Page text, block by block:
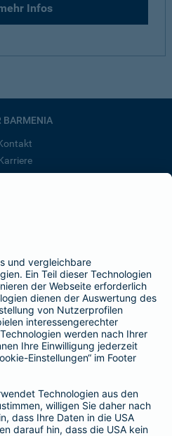
Infos
BARMENIA
BarmeniaGothaer
SEITEN
ändern
melden